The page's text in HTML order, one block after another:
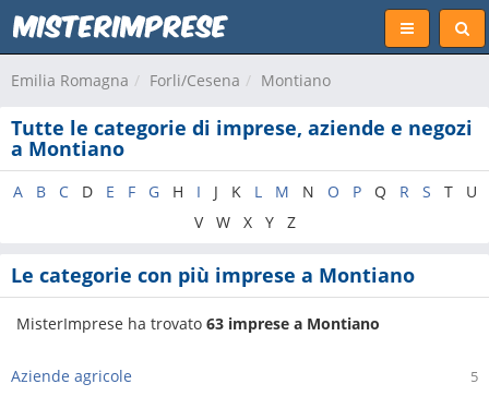
Emilia Romagna Forli/Cesena Montiano
Tutte le categorie di imprese, aziende e negozi
a Montiano
A B C D E F G H I J K L M N O P Q R S T
U
V
W X Y Z
Le categorie con più imprese a Montiano
MisterImprese ha trovato 63 imprese a Montiano
5
Aziende agricole